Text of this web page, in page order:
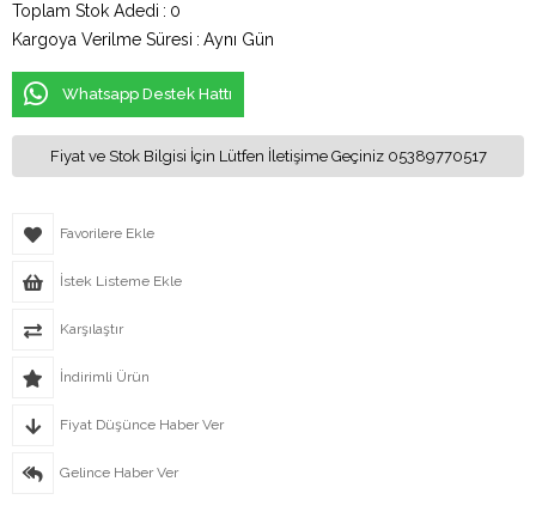
Toplam Stok Adedi : 0
Kargoya Verilme Süresi : Aynı Gün
Whatsapp Destek Hattı
Fiyat ve Stok Bilgisi İçin Lütfen İletişime Geçiniz 05389770517
Favorilere Ekle
İstek Listeme Ekle
Karşılaştır
İndirimli Ürün
Fiyat Düşünce Haber Ver
Gelince Haber Ver